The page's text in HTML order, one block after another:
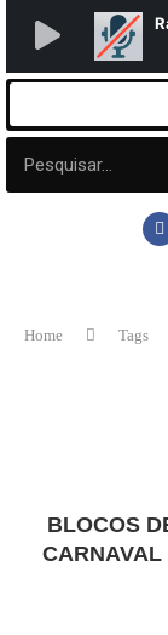
Home Tags
BLOCOS